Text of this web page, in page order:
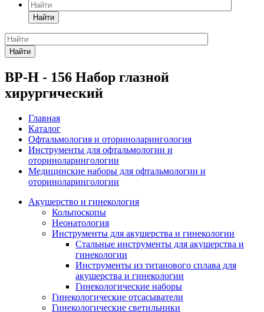
Найти
Найти
ВР-Н - 156 Набор глазной
хирургический
Главная
Каталог
Офтальмология и оториноларингология
Инструменты для офтальмологии и
оториноларингологии
Медицинские наборы для офтальмологии и
оториноларингологии
Акушерство и гинекология
Кольпоскопы
Неонатология
Инструменты для акушерства и гинекологии
Стальные инструменты для акушерства и
гинекологии
Инструменты из титанового сплава для
акушерства и гинекологии
Гинекологические наборы
Гинекологические отсасыватели
Гинекологические светильники